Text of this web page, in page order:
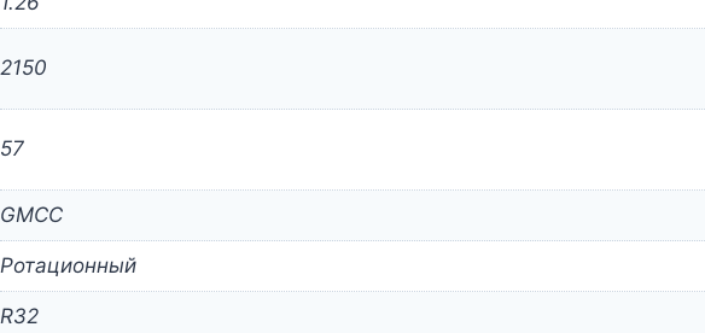
2150
57
GMCC
Ротационный
R32